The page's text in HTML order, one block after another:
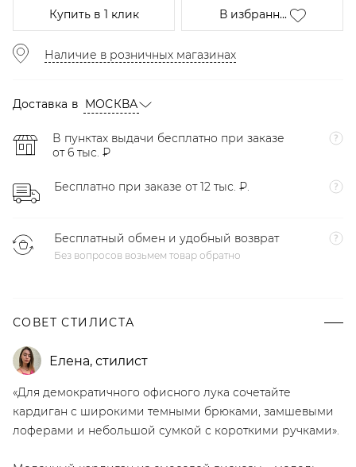
Купитьв 1 клик В избранн...
Наличие в розничных магазинах
Доставка в МОСКВА
В пунктах выдачи бесплатно при заказе
от 6 тыс. ₽
Бесплатно при заказе от 12 тыс. ₽.
Бесплатный обмен и удобный возврат
Без вопросов возьмем товар обратно
СОВЕТ СТИЛИСТА
Елена, стилист
«Для демократичного офисного лука сочетайте
кардиган с широкими темными брюками, замшевыми
лоферами и небольшой сумкой с короткими ручками».